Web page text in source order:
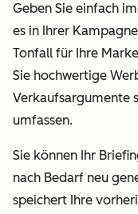
Geben Sie einfach
es in Ihrer
Tonfall für Ihre
Sie hochwertige
Verkaufsargumente
umfassen.
Sie können Ihr
nach Bedarf neu
speichert Ihre